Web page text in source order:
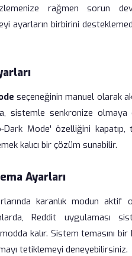
rağmen sorun
ayarların birbirini
seçeneğinin manuel olarak
sistemle senkronize olmaya
Mode' özelliğini kapatıp,
kalıcı bir çözüm sunabilir.
Ayarları
karanlık modun aktif
Reddit uygulaması
kalır. Sistem temasını bir
tetiklemeyi deneyebilirsiniz.